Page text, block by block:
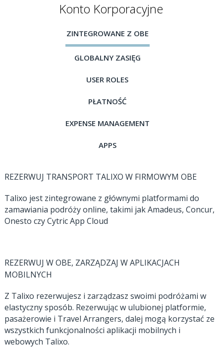
Konto Korporacyjne
ZINTEGROWANE Z OBE
GLOBALNY ZASIĘG
USER ROLES
PŁATNOŚĆ
EXPENSE MANAGEMENT
APPS
REZERWUJ TRANSPORT TALIXO W FIRMOWYM OBE
Talixo jest zintegrowane z głównymi platformami do
zamawiania podróży online, takimi jak Amadeus, Concur,
Onesto czy Cytric App Cloud
REZERWUJ W OBE, ZARZĄDZAJ W APLIKACJACH
MOBILNYCH
Z Talixo rezerwujesz i zarządzasz swoimi podróżami w
elastyczny sposób. Rezerwując w ulubionej platformie,
pasażerowie i Travel Arrangers, dalej mogą korzystać ze
wszystkich funkcjonalności aplikacji mobilnych i
webowych Talixo.